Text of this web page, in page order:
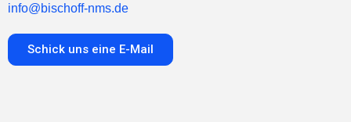
info@bischoff-nms.de
Schick uns eine E-Mail